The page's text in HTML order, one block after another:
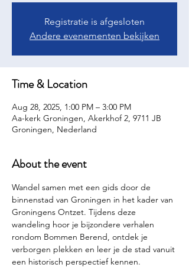
Registratie is afgesloten
Andere evenementen bekijken
Time & Location
Aug 28, 2025, 1:00 PM – 3:00 PM
Aa-kerk Groningen, Akerkhof 2, 9711 JB
Groningen, Nederland
About the event
Wandel samen met een gids door de
binnenstad van Groningen in het kader van
Groningens Ontzet. Tijdens deze
wandeling hoor je bijzondere verhalen
rondom Bommen Berend, ontdek je
verborgen plekken en leer je de stad vanuit
een historisch perspectief kennen.